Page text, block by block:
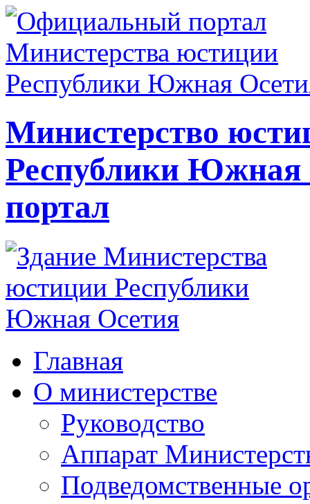
Министерство
Республики
портал
Главная
О министерстве
Руководство
Аппарат
Подведомственные